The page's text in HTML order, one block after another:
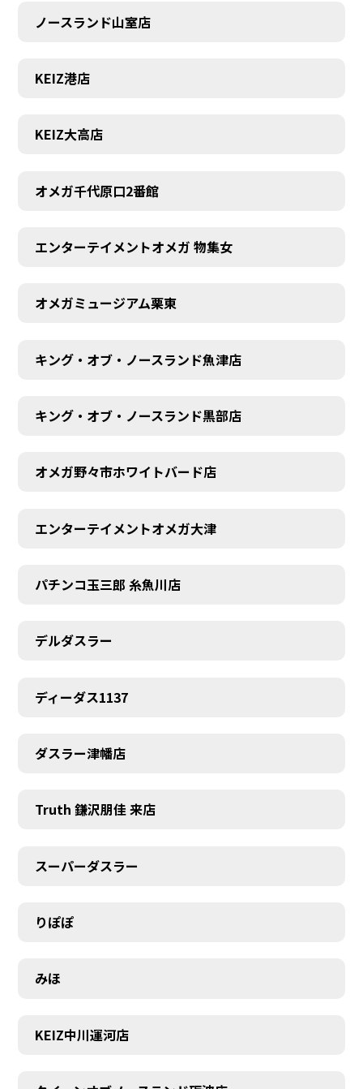
ノースランド山室店
KEIZ港店
KEIZ大高店
オメガ千代原口2番館
エンターテイメントオメガ 物集女
オメガミュージアム栗東
キング・オブ・ノースランド魚津店
キング・オブ・ノースランド黒部店
オメガ野々市ホワイトバード店
エンターテイメントオメガ大津
パチンコ玉三郎 糸魚川店
デルダスラー
ディーダス1137
ダスラー津幡店
Truth 鎌沢朋佳 来店
スーパーダスラー
りぽぽ
みほ
KEIZ中川運河店